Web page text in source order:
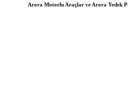
Arora Motorlu Araçlar ve Arora Yedek